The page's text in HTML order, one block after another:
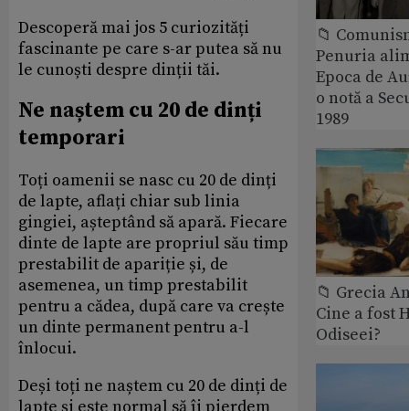
Descoperă mai jos 5 curiozități
fascinante pe care s-ar putea să nu
le cunoști despre dinții tăi.
Ne naștem cu 20 de dinți
temporari
Toți oamenii se nasc cu 20 de dinți
de lapte, aflați chiar sub linia
gingiei, așteptând să apară. Fiecare
dinte de lapte are propriul său timp
prestabilit de apariție și, de
asemenea, un timp prestabilit
pentru a cădea, după care va crește
un dinte permanent pentru a-l
înlocui.
Deși toți ne naștem cu 20 de dinți de
📁
Penuria
Epoca de
o notă a
1989
📁 Grecia
Cine a fost
Odiseei?